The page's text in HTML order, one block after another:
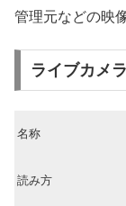
管理元などの映
ライブカメ
名称
読み方